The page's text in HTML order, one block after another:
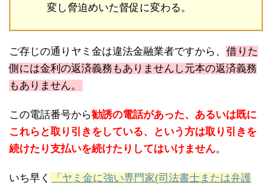
変し脅迫めいた督促に変わる。
ご存じの通りヤミ金は違法金融業者ですから、
借りた
側には金利の返済義務もありませんし元本の返済義務
もありません。
この電話番号から勧誘の電話があった、あるいは既に
これらと取り引きをしている、という方は取り引きを
続けたり支払いを続けたりしてはいけません。
いち早く
「ヤミ金に強い専門家(司法書士または弁護